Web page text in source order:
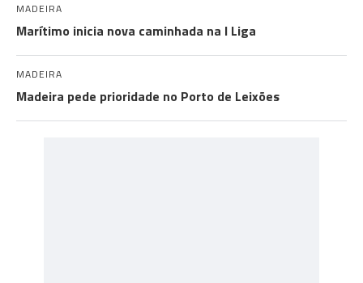
MADEIRA
Marítimo inicia nova caminhada na I Liga
MADEIRA
Madeira pede prioridade no Porto de Leixões